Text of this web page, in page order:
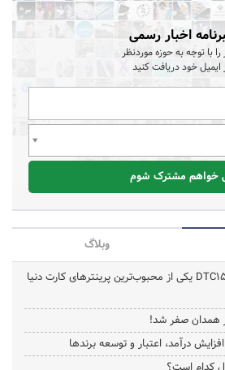
اخبار رسمی
را با توجه به حوزه موردنظر
ایمیل خود دریافت کنید
خواهم مشترک شوم
وبلاگ
چرا پرینتر کارت فارگو DTC1500 یکی از محبوب‌ترین پرینترهای کارت دنیا
همدان صفر شد!
درآمد، اعتبار و توسعه برندها